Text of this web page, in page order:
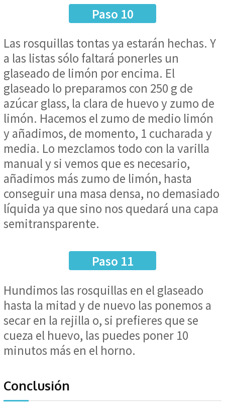
Paso 10
Las rosquillas tontas ya estarán hechas. Y
a las listas sólo faltará ponerles un
glaseado de limón por encima. El
glaseado lo preparamos con 250 g de
azúcar glass, la clara de huevo y zumo de
limón. Hacemos el zumo de medio limón
y añadimos, de momento, 1 cucharada y
media. Lo mezclamos todo con la varilla
manual y si vemos que es necesario,
añadimos más zumo de limón, hasta
conseguir una masa densa, no demasiado
líquida ya que sino nos quedará una capa
semitransparente.
Paso 11
Hundimos las rosquillas en el glaseado
hasta la mitad y de nuevo las ponemos a
secar en la rejilla o, si prefieres que se
cueza el huevo, las puedes poner 10
minutos más en el horno.
Conclusión